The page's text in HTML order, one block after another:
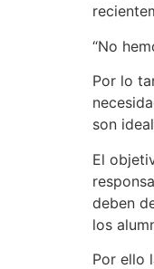
“No
Por lo
son
El
deben
los
Por ello